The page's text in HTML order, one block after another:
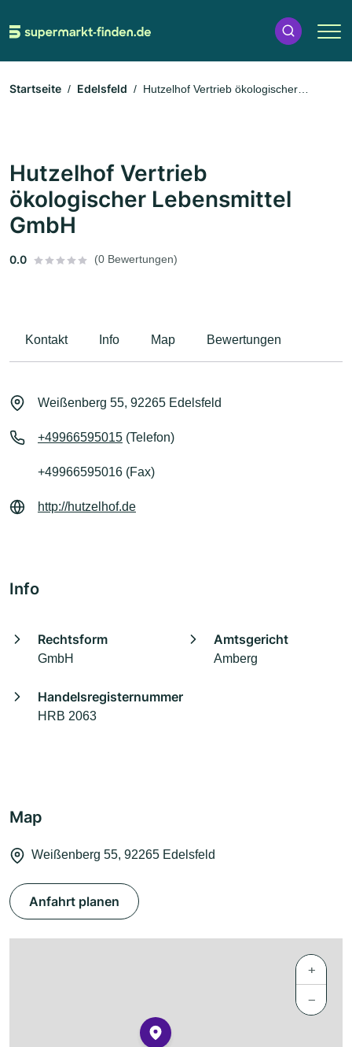
Startseite Edelsfeld
Hutzelhof Vertrieb ökologischer
Hutzelhof Vertrieb
ökologischer Lebensmittel
GmbH
0.0 (0 Bewertungen)
Kontakt Info Map Bewertungen
Weißenberg 55, 92265 Edelsfeld
+49966595015 (Telefon)
+49966595016 (Fax)
http://hutzelhof.de
Info
Rechtsform
GmbH
Amtsgericht
Amberg
Handelsregisternummer
HRB 2063
Map
Weißenberg 55, 92265 Edelsfeld
Anfahrt planen
+
−